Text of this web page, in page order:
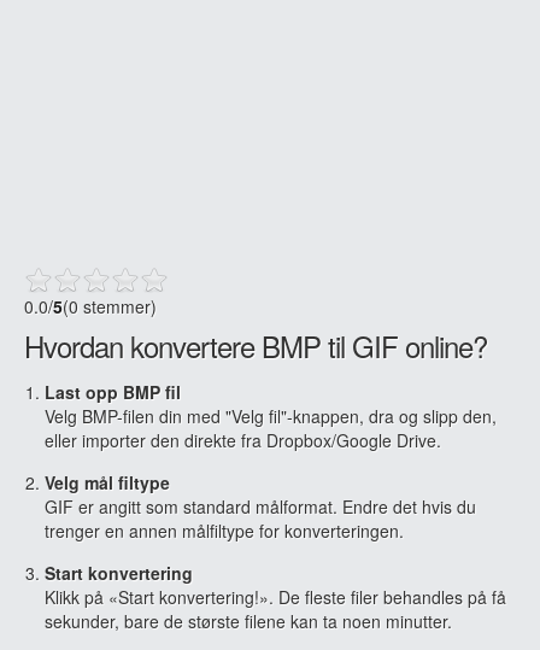
0.0/5(0 stemmer)
Hvordan konvertere BMP til GIF online?
Last opp BMP fil
Velg BMP-filen din med "Velg fil"-knappen, dra og slipp den,
eller importer den direkte fra Dropbox/Google Drive.
Velg mål filtype
GIF er angitt som standard målformat. Endre det hvis du
trenger en annen målfiltype for konverteringen.
Start konvertering
Klikk på «Start konvertering!». De fleste filer behandles på få
sekunder, bare de største filene kan ta noen minutter.